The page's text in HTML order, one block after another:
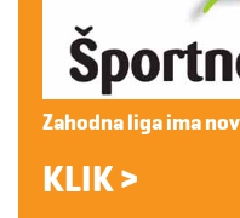
Zahodna liga ima
KLIK >